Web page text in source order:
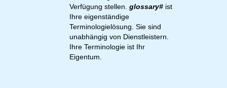
Verfügung stellen. glossary# ist
Ihre eigenständige
Terminologielösung. Sie sind
unabhängig von Dienstleistern.
Ihre Terminologie ist Ihr
Eigentum.